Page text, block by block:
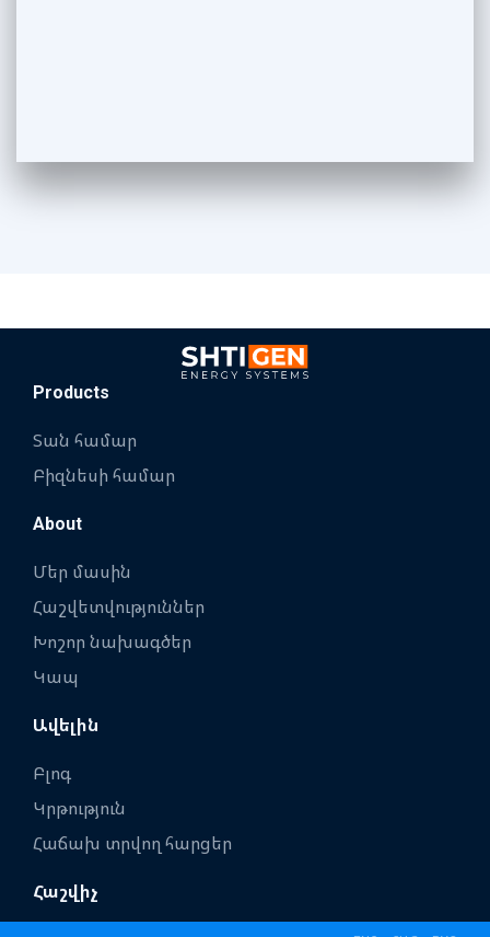
Products
Տան համար
Բիզնեսի համար
About
Մեր մասին
Հաշվետվություններ
Խոշոր նախագծեր
Կապ
Ավելին
Բլոգ
Կրթություն
Հաճախ տրվող հարցեր
Հաշվիչ